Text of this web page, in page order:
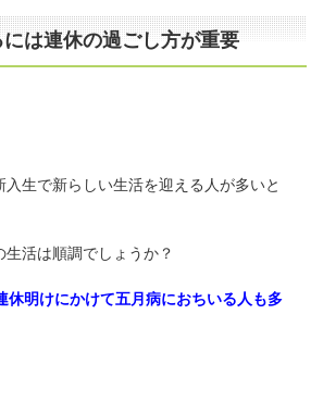
は連休の過ごし方が重要
入生で新らしい生活を迎える人が多いと
活は順調でしょうか？
休明けにかけて五月病におちいる人も多